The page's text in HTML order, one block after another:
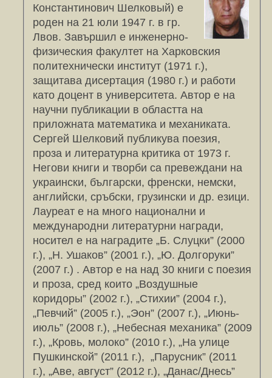
Константинович Шелковый) е
роден на 21 юли 1947 г. в гр.
Лвов. Завършил е инженерно-
физическия факултет на Харковския
политехнически институт (1971 г.),
защитава дисертация (1980 г.) и работи
като доцент в университета. Автор е на
научни публикации в областта на
приложната математика и механиката.
Сергей Шелковий публикува поезия,
проза и литературна критика от 1973 г.
Негови книги и творби са превеждани на
украински, български, френски, немски,
английски, сръбски, грузински и др. езици.
Лауреат е на много национални и
международни литературни награди,
носител е на наградите „Б. Слуцки” (2000
г.), „Н. Ушаков” (2001 г.), „Ю. Долгоруки”
(2007 г.) . Автор е на над 30 книги с поезия
и проза, сред които „Воздушные
коридоры” (2002 г.), „Стихии” (2004 г.),
„Певчий” (2005 г.), „Эон” (2007 г.), „Июнь-
июль” (2008 г.), „Небесная механика” (2009
г.), „Кровь, молоко” (2010 г.), „На улице
Пушкинской” (2011 г.), „Парусник” (2011
г.), „Аве, август” (2012 г.), „Данас/Днесь”